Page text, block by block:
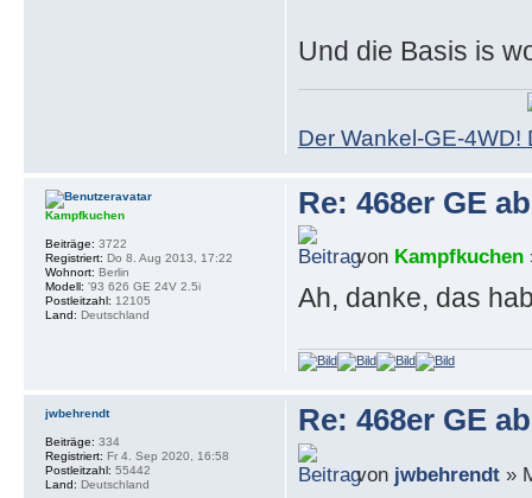
Und die Basis is
Der Wankel-GE-4WD!
Re: 468er GE
von Kampfkuchen
Ah, danke, das
Kampfkuchen
Beiträge: 3722
Registriert: Do 8. Aug 2013, 17:22
Wohnort: Berlin
Modell: '93 626 GE 24V 2.5i
Postleitzahl: 12105
Land: Deutschland
Re: 468er GE
von jwbehrendt»
jwbehrendt
Beiträge: 334
Registriert: Fr 4. Sep 2020, 16:58
Postleitzahl: 55442
Land: Deutschland